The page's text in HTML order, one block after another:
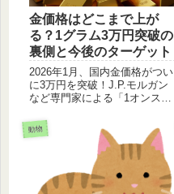
金価格はどこまで上が
る？1グラム3万円突破の
裏側と今後のターゲット
2026年1月、国内金価格がつい
に3万円を突破！J.P.モルガン
など専門家による「1オンス
徹底解説。なぜ高騰は止まら
ないのか？今後の見通しと、
今からできる賢い金投資・売
却のタイミングを詳しくお届
けします。
動物